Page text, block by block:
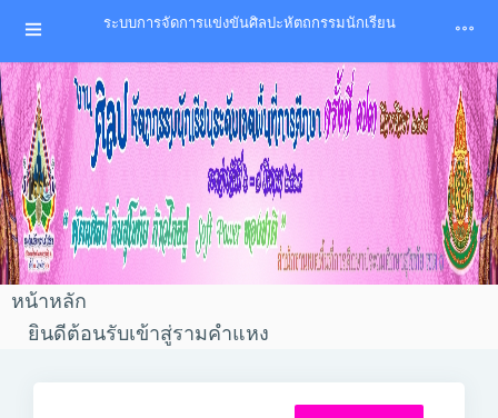
ระบบการจัดการแข่งขันศิลปะหัตถกรรมนักเรียน
หน้าหลัก
ยินดีต้อนรับเข้าสู่รามคำแหง